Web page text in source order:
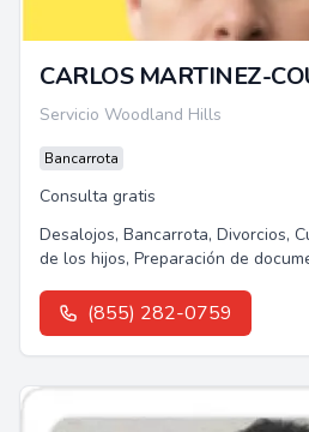
CARLOS MARTINEZ-
Servicio Woodland Hills
Bancarrota
Consulta gratis
Desalojos, Bancarrota, Divorcios,
de los hijos, Preparación de
(855) 282-0759